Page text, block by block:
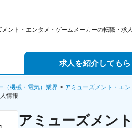
メント・エンタメ・ゲームメーカーの転職・求
求人を紹介してもら
エージェントサービス
スカウトサービス
（機械・電気）業界 アミューズメント・エ
情報
アミューズメン